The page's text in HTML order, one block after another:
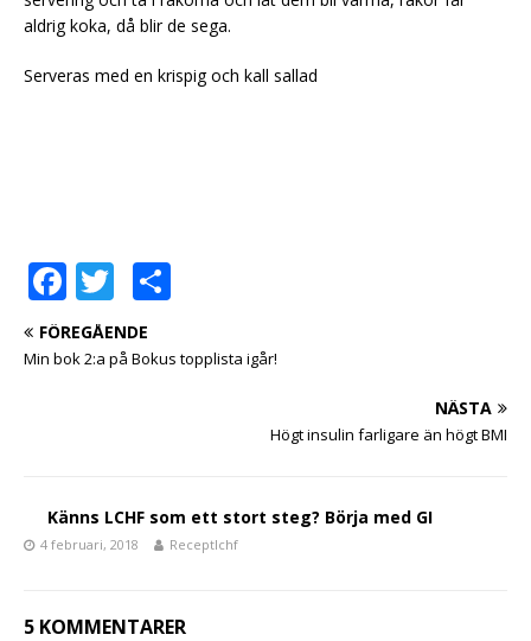
aldrig koka, då blir de sega.
Serveras med en krispig och kall sallad
F
a
c
o
k
T
w
it a
FÖREGÅENDE
Min bok 2:a på Bokus topplista igår!
NÄSTA
Högt insulin farligare än högt BMI
Känns LCHF som ett stort steg? Börja med GI
4 februari, 2018 Receptlchf
5 KOMMENTARER